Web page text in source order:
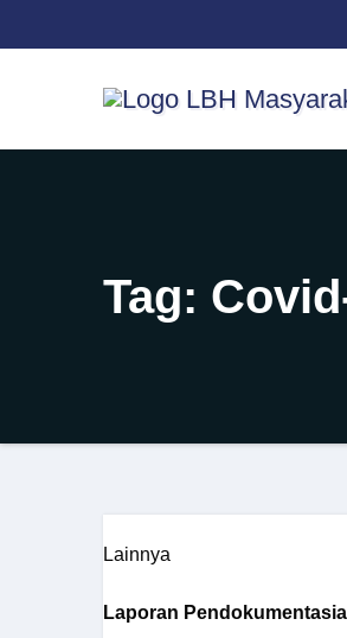
to
Tag:
Lainnya
Laporan